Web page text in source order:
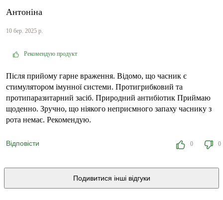
Антоніна
10 бер. 2025 р.
Рекомендую продукт
Після прийому гарне враження. Відомо, що часник є
стимулятором імунної системи. Протигрибковий та
протипаразитарний засіб. Природний антибіотик Приймаю
щоденно. Зручно, що ніякого неприємного запаху часнику з
рота немає. Рекомендую.
Відповісти 0 0
Подивитися інші відгуки